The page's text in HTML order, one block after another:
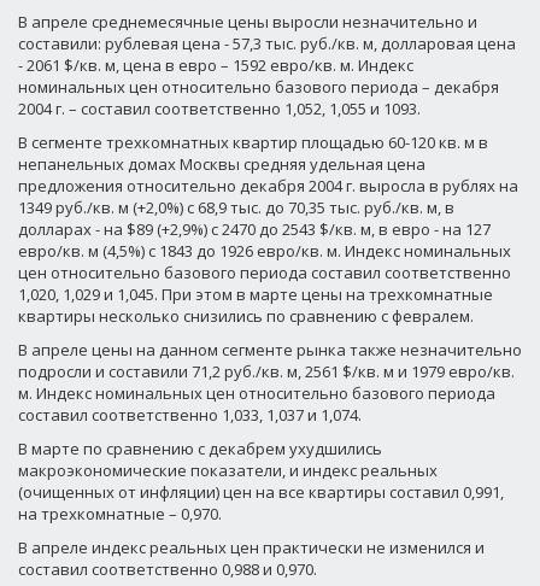
В апреле среднемесячные цены выросли незначительно и
составили: рублевая цена - 57,3 тыс. руб./кв. м, долларовая цена
- 2061 $/кв. м, цена в евро – 1592 евро/кв. м. Индекс
номинальных цен относительно базового периода – декабря
2004 г. – составил соответственно 1,052, 1,055 и 1093.
В сегменте трехкомнатных квартир площадью 60-120 кв. м в
непанельных домах Москвы средняя удельная цена
предложения относительно декабря 2004 г. выросла в рублях на
1349 руб./кв. м (+2,0%) с 68,9 тыс. до 70,35 тыс. руб./кв. м, в
долларах - на $89 (+2,9%) с 2470 до 2543 $/кв. м, в евро - на 127
евро/кв. м (4,5%) с 1843 до 1926 евро/кв. м. Индекс номинальных
цен относительно базового периода составил соответственно
1,020, 1,029 и 1,045. При этом в марте цены на трехкомнатные
квартиры несколько снизились по сравнению с февралем.
В апреле цены на данном сегменте рынка также незначительно
подросли и составили 71,2 руб./кв. м, 2561 $/кв. м и 1979 евро/кв.
м. Индекс номинальных цен относительно базового периода
составил соответственно 1,033, 1,037 и 1,074.
В марте по сравнению с декабрем ухудшились
макроэкономические показатели, и индекс реальных
(очищенных от инфляции) цен на все квартиры составил 0,991,
на трехкомнатные – 0,970.
В апреле индекс реальных цен практически не изменился и
составил соответственно 0,988 и 0,970.